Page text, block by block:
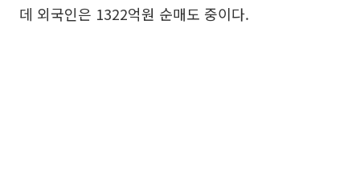
데 외국인은 1322억원 순매도 중이다.